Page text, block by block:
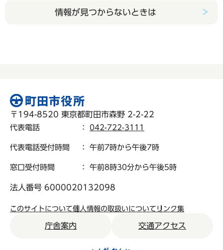
情報が見つからないときは
〒194-8520 東京都町田市森野 2-2-22
代表電話 ： 042-722-3111
代表電話受付時間 ： 午前7時から午後7時
窓口受付時間 ： 午前8時30分から午後5時
法人番号 6000020132098
このサイトについて個人情報の取扱いについて リンク集
庁舎案内 交通アクセス